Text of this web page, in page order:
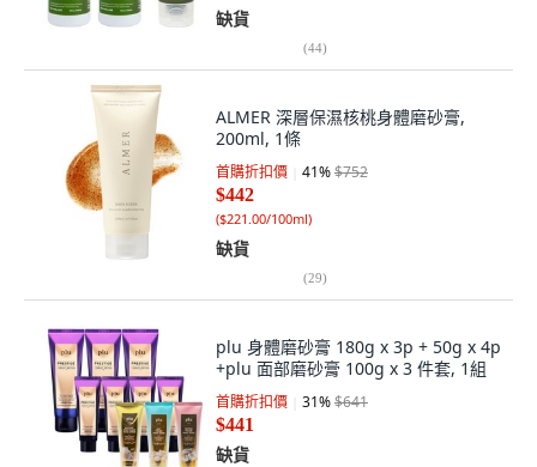
缺貨
(44)
ALMER 深層保濕核桃身體磨砂膏,
200ml, 1條
首購折扣價 41%$752
$442
($221.00/100ml)
缺貨
(29)
plu 身體磨砂膏 180g x 3p + 50g x 4p
+plu 面部磨砂膏 100g x 3 件套, 1組
首購折扣價 31%$641
$441
缺貨